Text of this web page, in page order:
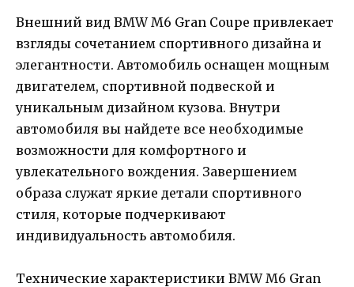
Внешний вид BMW M6 Gran Coupe привлекает
взгляды сочетанием спортивного дизайна и
элегантности. Автомобиль оснащен мощным
двигателем, спортивной подвеской и
уникальным дизайном кузова. Внутри
автомобиля вы найдете все необходимые
возможности для комфортного и
увлекательного вождения. Завершением
образа служат яркие детали спортивного
стиля, которые подчеркивают
индивидуальность автомобиля.
Технические характеристики BMW M6 Gran